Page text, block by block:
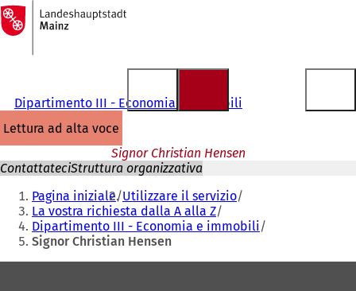
Vai al contenuto
Alla
pagina
iniziale
Dipartimento III - Economia e immobili
lettura ad alta voce
Signor Christian Hensen
ContattateciStruttura organizzativa
Siete
qui:
Pagina iniziale Utilizzare il servizio
La vostra richiesta dalla A alla Z
Dipartimento III - Economia e immobili
Signor Christian Hensen